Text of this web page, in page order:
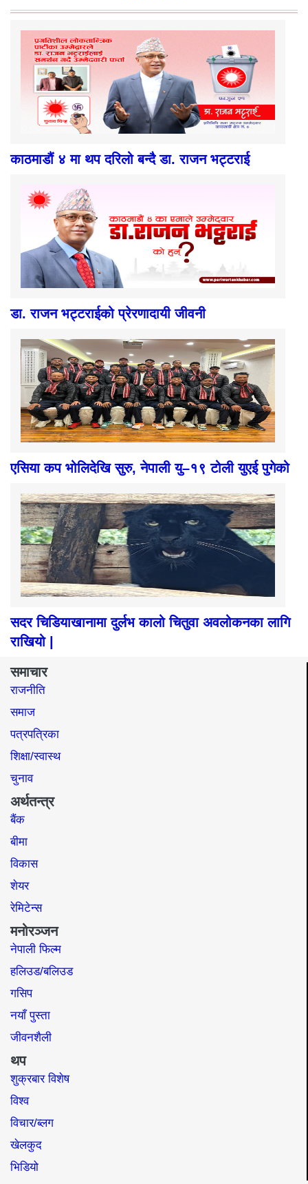
काठमाडौं ४ मा थप दरिलो बन्दै डा. राजन भट्टराई
डा. राजन भट्टराईको प्रेरणादायी जीवनी
एसिया कप भोलिदेखि सुरु, नेपाली यु–१९ टोली युएई पुगेको
सदर चिडियाखानामा दुर्लभ कालो चितुवा अवलोकनका लागि
राखियो |
समाचार
राजनीति
समाज​
पत्रपत्रिका
शिक्षा/स्वास्थ
चुनाव
अर्थतन्त्र
बैंक
बीमा
विकास
शेयर
रेमिटेन्स
मनोरञ्जन
नेपाली फिल्म
हलिउड/बलिउड
गसिप
नयाँ पुस्ता
जीवनशैली
थप
शुक्रबार विशेष
विश्व
विचार/ब्लग
खेलकुद
भिडियो